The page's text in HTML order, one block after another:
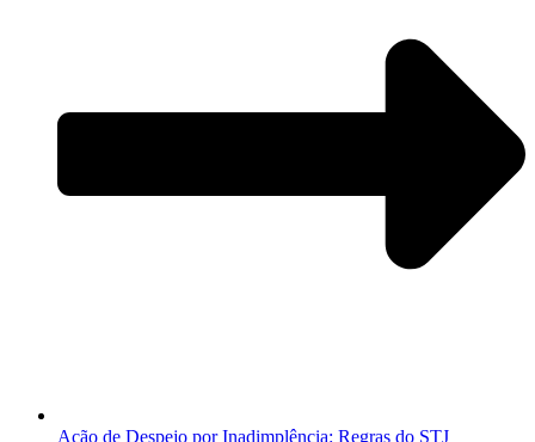
Ação de Despejo por Inadimplência: Regras do STJ